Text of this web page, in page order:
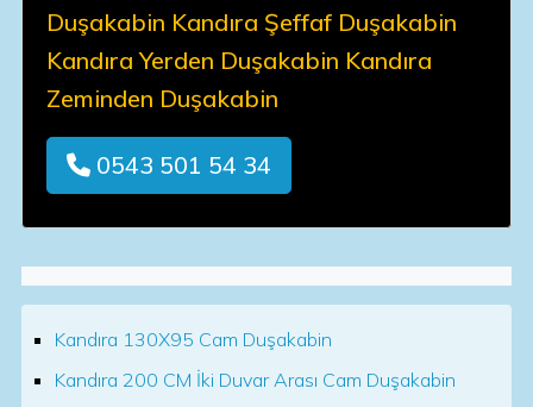
Duşakabin Kandıra Şeffaf Duşakabin
Kandıra Yerden Duşakabin Kandıra
Zeminden Duşakabin
0543 501 54 34
Kandıra 130X95 Cam Duşakabin
Kandıra 200 CM İki Duvar Arası Cam Duşakabin